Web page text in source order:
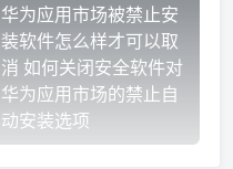
华为应用市场被禁止安
装软件怎么样才可以取
消 如何关闭安全软件对
华为应用市场的禁止自
动安装选项